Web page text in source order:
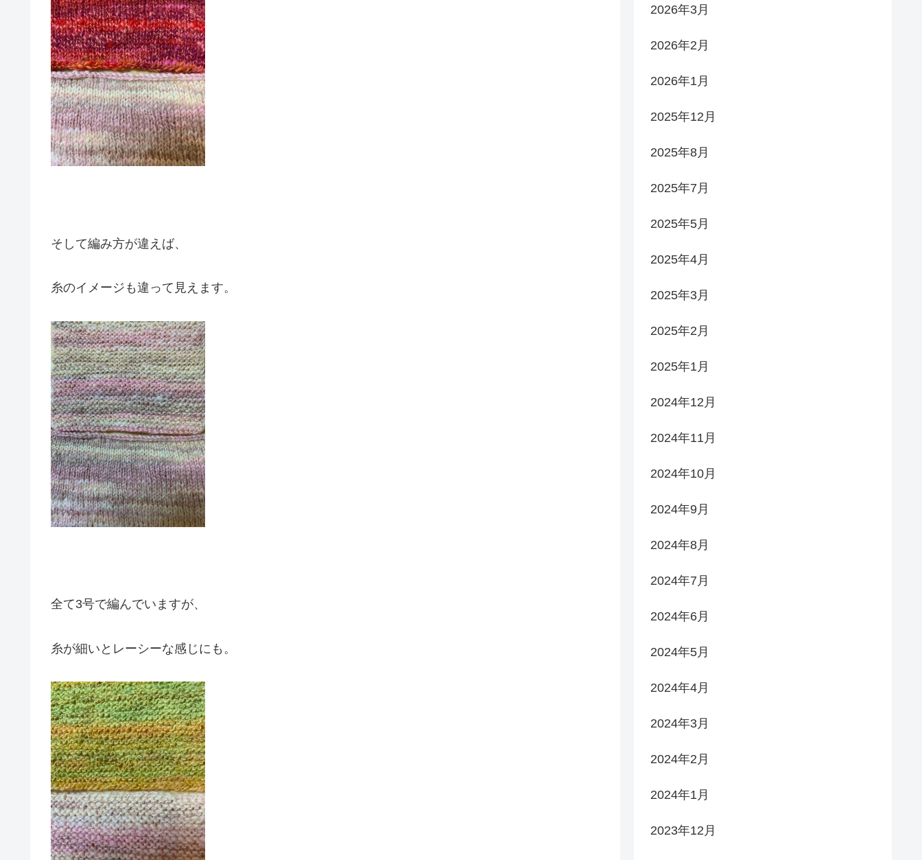
そして編み方が違えば、
糸のイメージも違って見えます。
全て3号で編んでいますが、
糸が細いとレーシーな感じにも。
2026年3月
2026年2月
2026年1月
2025年12月
2025年8月
2025年7月
2025年5月
2025年4月
2025年3月
2025年2月
2025年1月
2024年12月
2024年11月
2024年10月
2024年9月
2024年8月
2024年7月
2024年6月
2024年5月
2024年4月
2024年3月
2024年2月
2024年1月
2023年12月